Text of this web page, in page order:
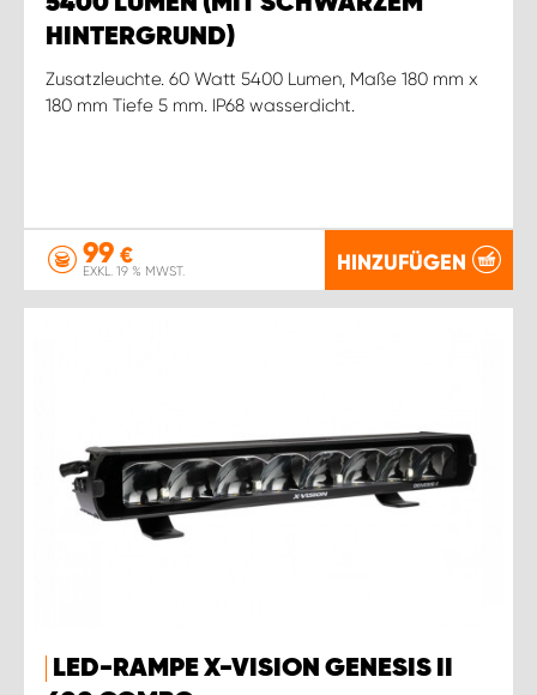
HINTERGRUND)
Zusatzleuchte. 60 Watt 5400 Lumen, Maße 180 mm x
180 mm Tiefe 5 mm. IP68 wasserdicht.
99 €
EXKL. 19 % MWST. HINZUFÜGEN
LED-RAMPE X-VISION GENESIS II